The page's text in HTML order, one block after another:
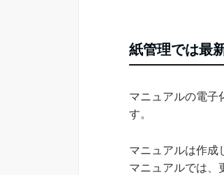
紙管理では最
マニュアルの電子
す。
マニュアルは作成
マニュアルでは、